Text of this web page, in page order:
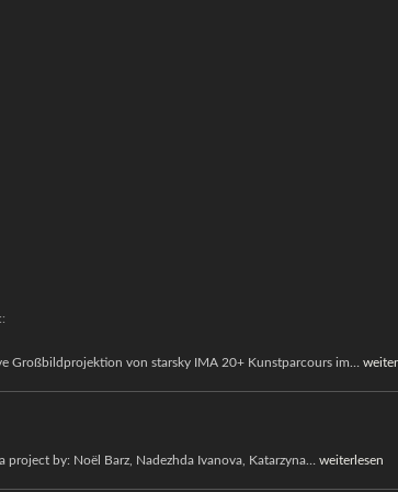
Großbildprojektion von starsky IMA 20+ Kunstparcours im… ::
project by: Noël Barz, Nadezhda Ivanova, Katarzyna… weiterlesen